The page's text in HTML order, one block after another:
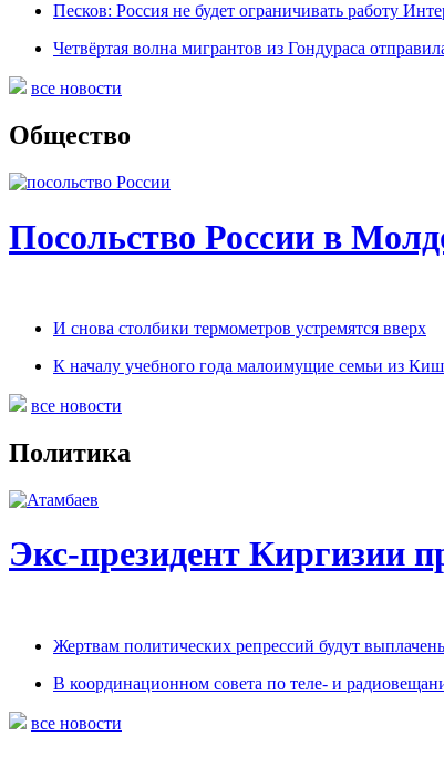
Песков: Россия не будет ограничивать работу
Четвёртая волна мигрантов из Гондураса
все новости
Общество
Посольство России в
И снова столбики термометров устремятся вверх
К началу учебного года малоимущие семьи из
все новости
Политика
Экс-президент Киргизии
Жертвам политических репрессий будут
В координационном совета по теле- и
все новости